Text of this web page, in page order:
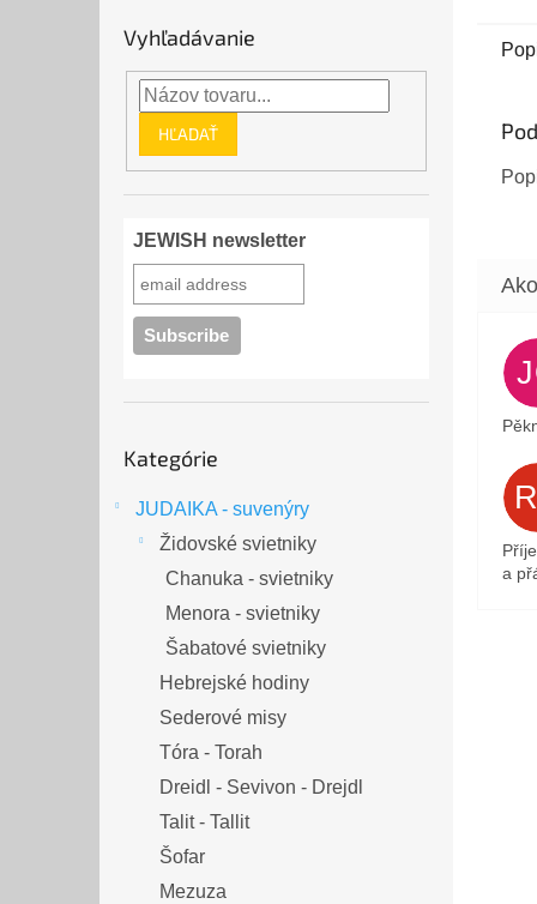
Vyhľadávanie
HĽADAŤ
JEWISH newsletter
kategórie
Kategórie
JUDAIKA - suvenýry
Židovské svietniky
Chanuka - svietniky
Menora - svietniky
Šabatové svietniky
Hebrejské hodiny
Sederové misy
Tóra - Torah
Dreidl - Sevivon - Drejdl
Talit - Tallit
Šofar
Mezuza
a